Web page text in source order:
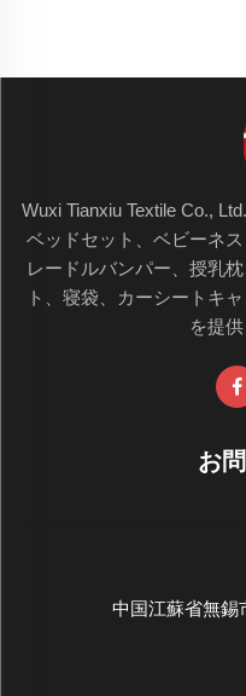
Wuxi Tianxiu Textile Co.,
ベッドセット、ベビーネ
レードルバンパー、授乳
ト、寝袋、カーシートキ
を提供
お
中国江蘇省無錫